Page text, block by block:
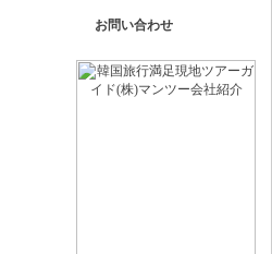
お問い合わせ